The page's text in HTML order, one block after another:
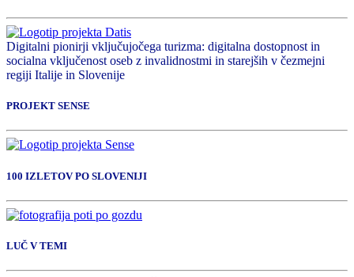
Digitalni pionirji vključujočega turizma: digitalna dostopnost in
socialna vključenost oseb z invalidnostmi in starejših v čezmejni
regiji Italije in Slovenije
PROJEKT SENSE
100 IZLETOV PO SLOVENIJI
LUČ V TEMI